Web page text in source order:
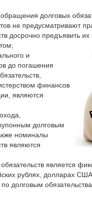
долговых
не предусматривают
досрочно предъявить их
и
до погашения
финансов
являются
долговым
номиналы
являются
является
рублях, долларах
долговым